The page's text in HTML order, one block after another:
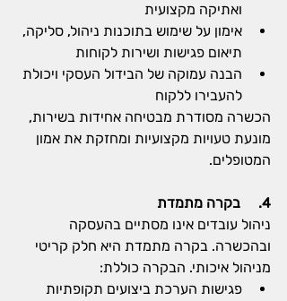
ואתיקה מקצועית
אימון על שימוש בתוכנות ניהול, סליקה,
תיאום פגישות ושירות לקוחות
הבנה עמוקה של הבידול העסקי ויכולת
להעבירו ללקוח
הכשרה מסודרת מבטיחה אחידות בשירות,
מונעת טעויות מקצועיות ומחזקת את אמון
המטופלים.
4.     בקרה מתמדת
ניהול עובדים אינו מסתיים בהעסקה
ובהכשרה. בקרה מתמדת היא חלק קריטי
מניהול איכותי. הבקרה כוללת:
פגישות הערכת ביצועים תקופתיות